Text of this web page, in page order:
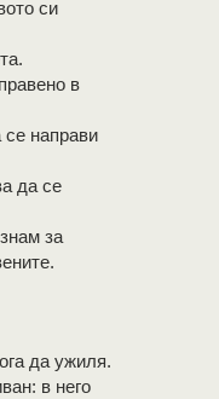
си
в
направи
да се
за
да ужиля.
в него